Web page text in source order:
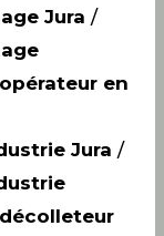
Jura /
en
Jura /